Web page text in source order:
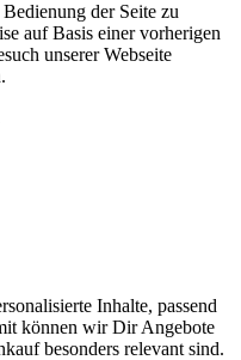
der Seite zu
auf Basis einer vorherigen
unserer Webseite
Inhalte, passend
können wir Dir Angebote
besonders relevant sind.